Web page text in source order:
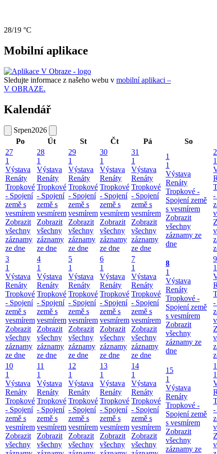
28/19 °C
Mobilní aplikace
Sledujte informace z našeho webu v mobilní aplikaci –
V OBRAZE.
Kalendář
Srpen2026
Po
Út St Čt Pá
So
27
1
Výstava
Renáty
Tropkové
- Spojení
země s
vesmírem
Zobrazit
všechny
záznamy
ze dne
28
1
Výstava
Renáty
Tropkové
- Spojení
země s
vesmírem
Zobrazit
všechny
záznamy
ze dne
29
1
Výstava
Renáty
Tropkové
- Spojení
země s
vesmírem
Zobrazit
všechny
záznamy
ze dne
30
1
Výstava
Renáty
Tropkové
- Spojení
země s
vesmírem
Zobrazit
všechny
záznamy
ze dne
31
1
Výstava
Renáty
Tropkové
- Spojení
země s
vesmírem
Zobrazit
všechny
záznamy
ze dne
1
1
Výstava
Renáty
Tropkové -
Spojení země
s vesmírem
Zobrazit
všechny
záznamy ze
dne
2
1
-
3
1
Výstava
Renáty
Tropkové
- Spojení
země s
vesmírem
Zobrazit
všechny
záznamy
ze dne
4
1
Výstava
Renáty
Tropkové
- Spojení
země s
vesmírem
Zobrazit
všechny
záznamy
ze dne
5
1
Výstava
Renáty
Tropkové
- Spojení
země s
vesmírem
Zobrazit
všechny
záznamy
ze dne
6
1
Výstava
Renáty
Tropkové
- Spojení
země s
vesmírem
Zobrazit
všechny
záznamy
ze dne
7
1
Výstava
Renáty
Tropkové
- Spojení
země s
vesmírem
Zobrazit
všechny
záznamy
ze dne
8
1
Výstava
Renáty
Tropkové -
Spojení země
s vesmírem
Zobrazit
všechny
záznamy ze
dne
9
1
-
10
1
Výstava
Renáty
Tropkové
- Spojení
země s
vesmírem
Zobrazit
všechny
11
1
Výstava
Renáty
Tropkové
- Spojení
země s
vesmírem
Zobrazit
všechny
12
1
Výstava
Renáty
Tropkové
- Spojení
země s
vesmírem
Zobrazit
všechny
13
1
Výstava
Renáty
Tropkové
- Spojení
země s
vesmírem
Zobrazit
všechny
14
1
Výstava
Renáty
Tropkové
- Spojení
země s
vesmírem
Zobrazit
všechny
15
1
Výstava
Renáty
Tropkové -
Spojení země
s vesmírem
Zobrazit
všechny
záznamy ze
1
-